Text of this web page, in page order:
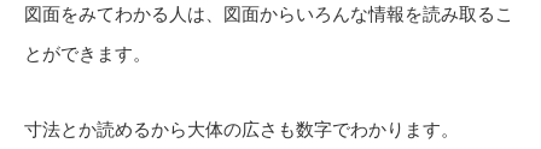
図面をみてわかる人は、図面からいろんな情報を読み取るこ
とができます。
寸法とか読めるから大体の広さも数字でわかります。